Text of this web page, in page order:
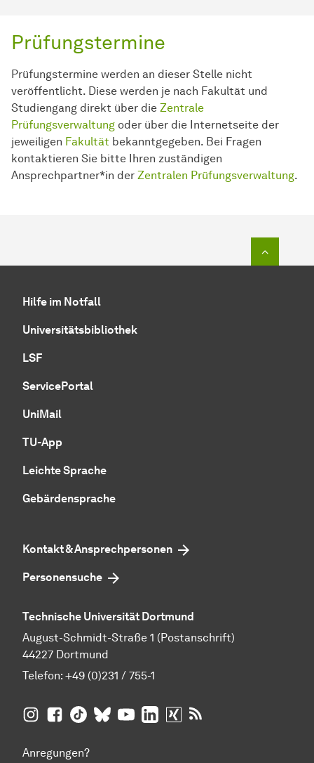
Prüfungstermine
Prüfungstermine werden an dieser Stelle nicht
veröffentlicht. Diese werden je nach Fakultät und
Studiengang direkt über die Zentrale
Prüfungsverwaltung oder über die Internetseite der
jeweiligen Fakultät bekanntgegeben. Bei Fragen
kontaktieren Sie bitte Ihren zuständigen
Ansprechpartner*in der Zentralen Prüfungsverwaltung.
Hilfe im Notfall
Universitätsbibliothek
LSF
ServicePortal
UniMail
TU-App
Leichte Sprache
Gebärdensprache
Kontakt & Ansprechpersonen
Personensuche
Technische Universität Dortmund
August-Schmidt-Straße 1 (Postanschrift)
44227 Dortmund
Telefon: +49 (0)231 / 755-1
TU Dortmund aufInsta­gram
TU Dortmund auf Facebook
TU Dortmund auf TikTok
TU Dortmund auf BlueSky
TU Dortmund auf YouTube
TU Dortmund auf LinkedIn
TU Dortmund auf XING
Anregungen?